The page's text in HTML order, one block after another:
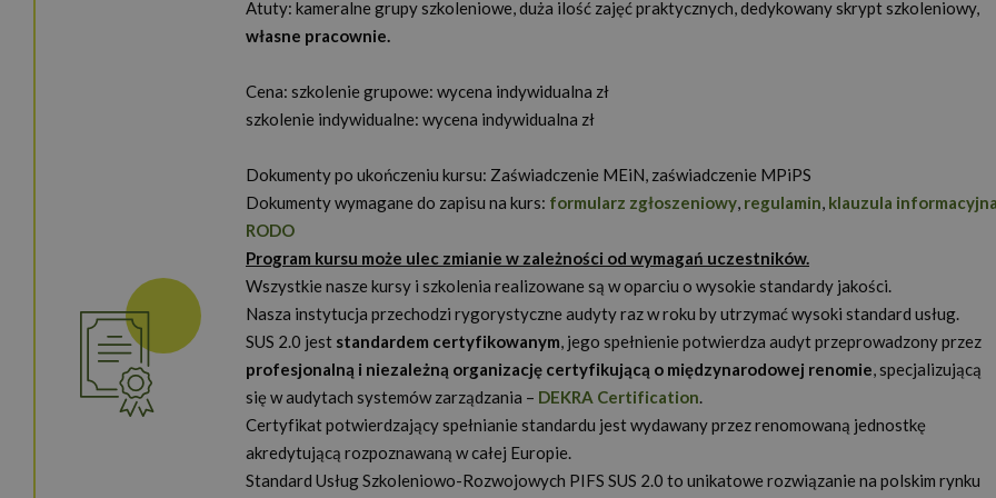
Atuty: kameralne grupy szkoleniowe, duża ilość zajęć praktycznych, dedykowany skrypt szkoleniowy,
własne pracownie.
Cena: szkolenie grupowe: wycena indywidualna zł
szkolenie indywidualne: wycena indywidualna zł
Dokumenty po ukończeniu kursu: Zaświadczenie MEiN, zaświadczenie MPiPS
Dokumenty wymagane do zapisu na kurs: formularz zgłoszeniowy, regulamin, klauzula
RODO
Program kursu może ulec zmianie w zależności od wymagań uczestników.
Wszystkie nasze kursy i szkolenia realizowane są w oparciu o wysokie standardy jakości.
Nasza instytucja przechodzi rygorystyczne audyty raz w roku by utrzymać wysoki standard usług.
SUS 2.0 jest standardem certyfikowanym, jego spełnienie potwierdza audyt przeprowadzony przez
profesjonalną i niezależną organizację certyfikującą o międzynarodowej renomie, specjalizującą
się w audytach systemów zarządzania – DEKRA Certification.
Certyfikat potwierdzający spełnianie standardu jest wydawany przez renomowaną jednostkę
akredytującą rozpoznawaną w całej Europie.
Standard Usług Szkoleniowo-Rozwojowych PIFS SUS 2.0 to unikatowe rozwiązanie na polskim rynku